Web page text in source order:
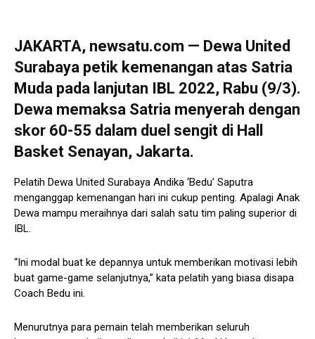
JAKARTA, newsatu.com — Dewa United
Surabaya petik kemenangan atas Satria
Muda pada lanjutan IBL 2022, Rabu (9/3).
Dewa memaksa Satria menyerah dengan
skor 60-55 dalam duel sengit di Hall
Basket Senayan, Jakarta.
Pelatih Dewa United Surabaya Andika ‘Bedu’ Saputra
menganggap kemenangan hari ini cukup penting. Apalagi Anak
Dewa mampu meraihnya dari salah satu tim paling superior di
IBL.
“Ini modal buat ke depannya untuk memberikan motivasi lebih
buat game-game selanjutnya,” kata pelatih yang biasa disapa
Coach Bedu ini.
Menurutnya para pemain telah memberikan seluruh